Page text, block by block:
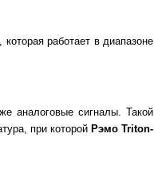
работает в диапазоне
аналоговые сигналы. Такой
при которой Рэмо Triton-